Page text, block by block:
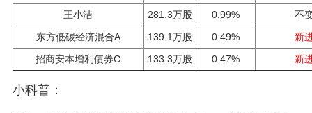
王小洁
281.3万股 0.99%
不
东方低碳经济混合A
139.1万股 0.49%
新
招商安本增利债券C
133.3万股 0.47% 新
小科普：